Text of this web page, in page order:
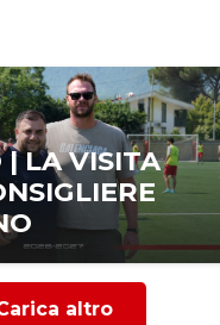
| LA VISITA
altro